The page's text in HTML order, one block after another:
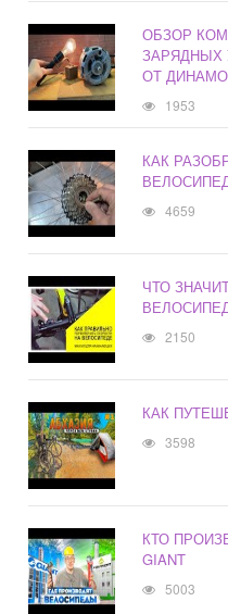
ОБЗОР
ЗАРЯДНЫХ
ОТ
1953
КАК
4659
ЧТО
2150
КАК
3598
КТО
GIANT
5003